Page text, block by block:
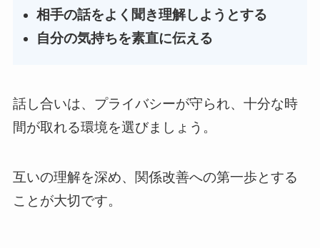
相手の話をよく聞き理解しようとする
自分の気持ちを素直に伝える
話し合いは、プライバシーが守られ、十分な時
間が取れる環境を選びましょう。
互いの理解を深め、関係改善への第一歩とする
ことが大切です。